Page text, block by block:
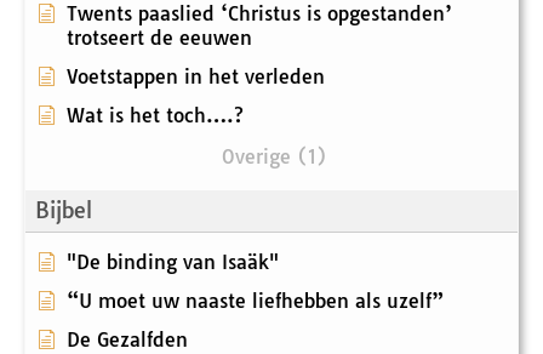
Twents paaslied ‘Christus is opgestanden’
trotseert de eeuwen
Voetstappen in het verleden
Wat is het toch….?
Overige (1)
Bijbel
"De binding van Isaäk"
“U moet uw naaste liefhebben als uzelf”
De Gezalfden